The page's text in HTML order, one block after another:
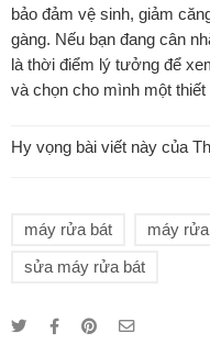
bảo đảm vệ sinh, giảm
gàng. Nếu bạn đang cân
là thời điểm lý tưởng để
và chọn cho mình một thiết
Hy vọng bài viết này của
máy rửa bát máy
sửa máy rửa bát